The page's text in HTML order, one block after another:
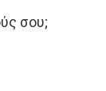
σου;